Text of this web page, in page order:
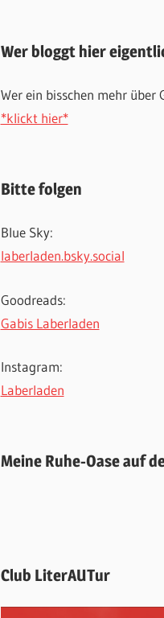
Wer bloggt hier
Wer ein bisschen mehr über
*klickt hier*
Bitte folgen
Blue Sky:
laberladen.bsky.social
Goodreads:
Gabis Laberladen
Instagram:
Laberladen
Meine Ruhe-Oase auf
Club LiterAUTur